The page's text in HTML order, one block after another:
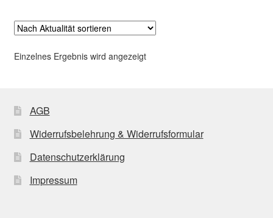
Einzelnes Ergebnis wird angezeigt
AGB
Widerrufsbelehrung & Widerrufsformular
Datenschutzerklärung
Impressum